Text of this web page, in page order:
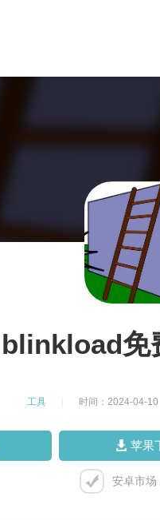
blinkload免
工具 时间：2024-04-10
苹果
安卓市场